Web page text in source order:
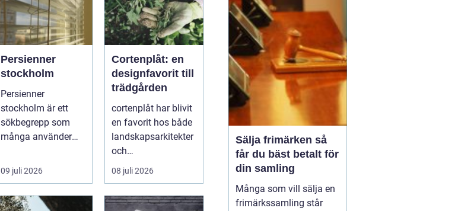
Persienner
stockholm
Persienner
stockholm är ett
sökbegrepp som
många använder
praktiska och
snygga so...
09 juli 2026
Cortenplåt: en
designfavorit till
trädgården
cortenplåt har blivit
en favorit hos både
landskapsarkitekter
och
trädgårdsentusiaste
r. Det är ett m...
08 juli 2026
till ett proffs. I Huddinge
finns det många ...
Sälja frimärken så
får du bäst betalt för
din samling
Många som vill sälja en
frimärkssamling står